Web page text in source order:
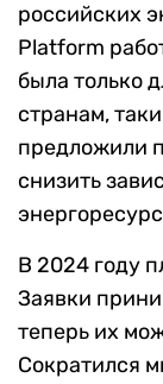
российских
Platform
была только
странам,
предложили
снизить
В 2024 году
Заявки
теперь их
Сократился